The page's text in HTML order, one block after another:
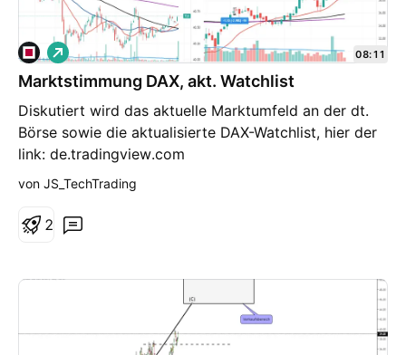
Marktstimmung DAX, akt. Watchlist
Diskutiert wird das aktuelle Marktumfeld an der dt.
Börse sowie die aktualisierte DAX-Watchlist, hier der
link: de.tradingview.com
L
o
n
08:11
von JS_TechTrading
2